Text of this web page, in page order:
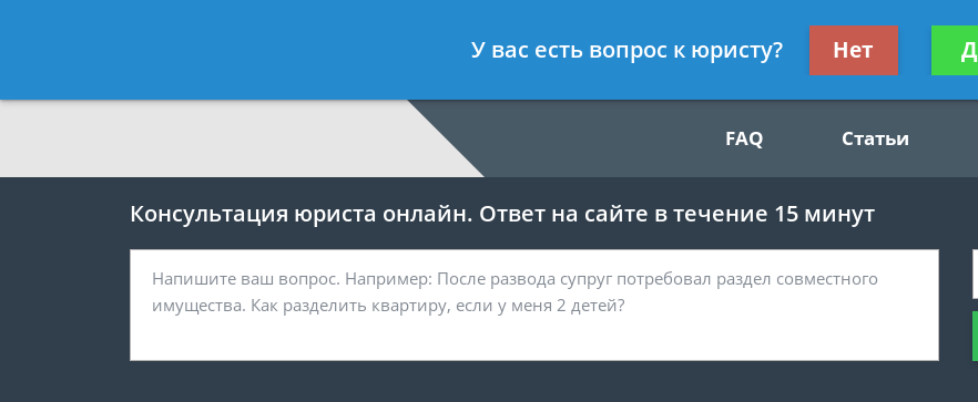
7 812 467-38-49
Получите
FAQ Статьи
Консультация юриста онлайн. Ответ на сайте в течение 15 минут
У вас есть вопрос к юристу? Нет